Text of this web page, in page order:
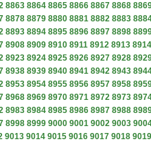
8863 8864 8865 8866 8867 8868
8878 8879 8880 8881 8882 8883
8893 8894 8895 8896 8897 8898
8908 8909 8910 8911 8912 8913 8914
8923 8924 8925 8926 8927 8928
8938 8939 8940 8941 8942 8943
8953 8954 8955 8956 8957 8958
8968 8969 8970 8971 8972 8973
8983 8984 8985 8986 8987 8988
8998 8999 9000 9001 9002 9003
9013 9014 9015 9016 9017 9018 9019